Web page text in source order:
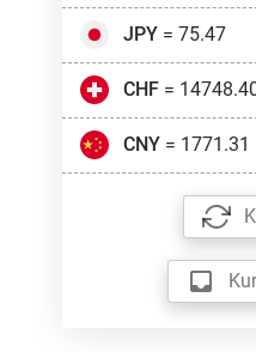
JPY= 75.47
CHF=
CNY= 1771.31